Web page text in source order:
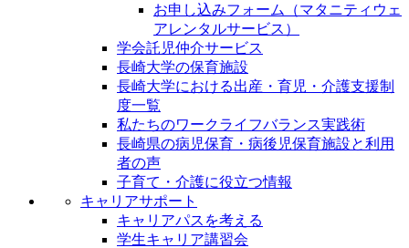
お申し込みフォーム（マタニティウェ
アレンタルサービス）
学会託児仲介サービス
長崎大学の保育施設
長崎大学における出産・育児・介護支援制
度一覧
私たちのワークライフバランス実践術
長崎県の病児保育・病後児保育施設と利用
者の声
子育て・介護に役立つ情報
キャリアサポート
キャリアパスを考える
学生キャリア講習会